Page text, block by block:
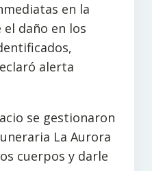
en la
daño en los
alerta
se gestionaron
La Aurora
cuerpos y darle